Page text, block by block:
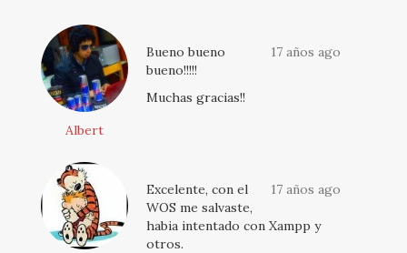
Albert
17 años ago
Bueno bueno
bueno!!!!!
Muchas gracias!!
17 años ago
Excelente, con el
WOS me salvaste,
habia intentado con Xampp y
otros.